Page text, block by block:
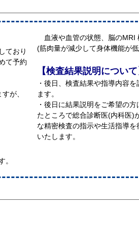
ており
て予約
が、
。
血液や血管の状態、脳のMRI
(筋肉量が減少して身体機能が
【検査結果説明について
・後日、検査結果や指導内容
ます。
・後日に結果説明をご希望の
たところで総合診断医(内科医)
な精密検査の指示や生活指導
いたします。